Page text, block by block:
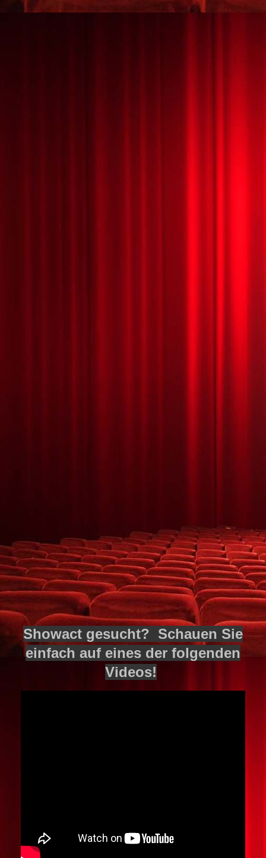
Spendenübergabe
Showact gesucht? Schauen Sie
einfach auf eines der folgenden
Videos!